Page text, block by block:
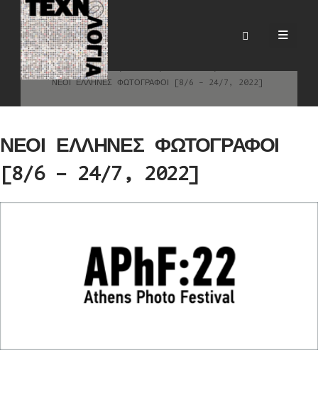
ΝΕΟΙ ΕΛΛΗΝΕΣ ΦΩΤΟΓΡΑΦΟΙ
[8/6 – 24/7, 2022]
HOME
ΝΕΟΙ ΕΛΛΗΝΕΣ ΦΩΤΟΓΡΑΦΟΙ [8/6 – 24/7, 2022]
ΝΕΟΙ ΕΛΛΗΝΕΣ ΦΩΤΟΓΡΑΦΟΙ
[8/6 – 24/7, 2022]